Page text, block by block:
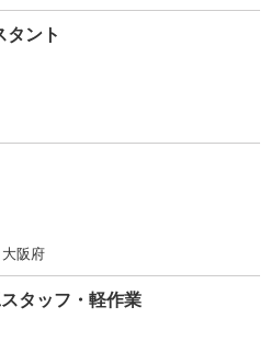
タント
阪府
タッフ・軽作業